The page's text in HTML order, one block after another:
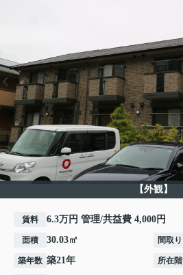
【外観】
賃料 6.3万円 管理/共益費 4,000円
面積 30.03㎡ 間取り
築年数 築21年 所在階